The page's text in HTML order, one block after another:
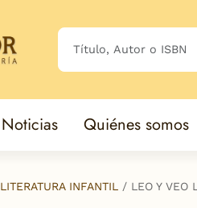
Noticias Quiénes somos
LITERATURA INFANTIL LEO Y VEO